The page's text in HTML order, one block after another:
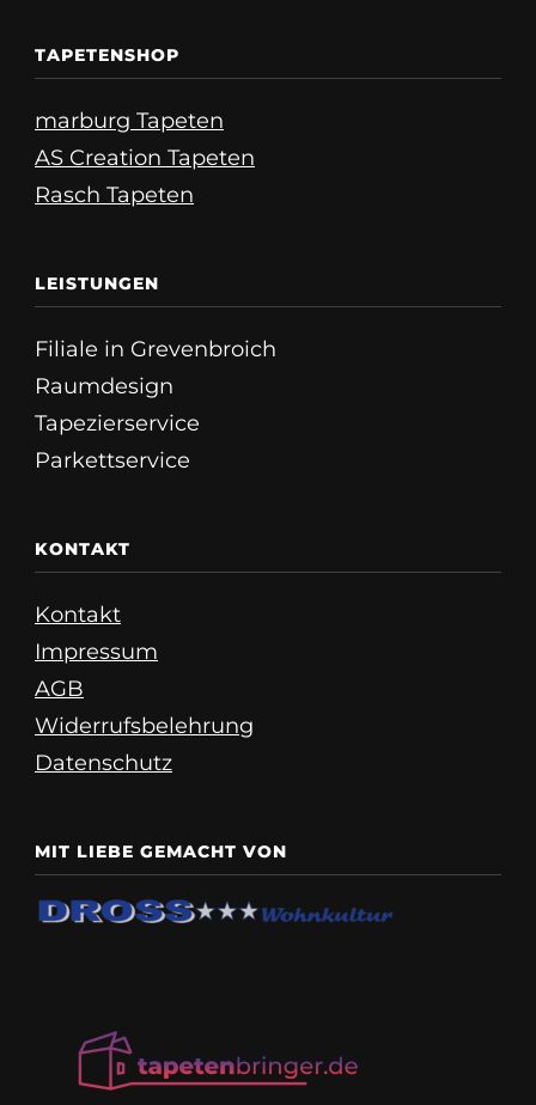
TAPETENSHOP
marburg Tapeten
AS Creation Tapeten
Rasch Tapeten
LEISTUNGEN
Filiale in Grevenbroich
Raumdesign
Tapezierservice
Parkettservice
KONTAKT
Kontakt
Impressum
AGB
Widerrufsbelehrung
Datenschutz
MIT LIEBE GEMACHT VON